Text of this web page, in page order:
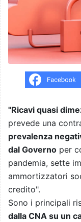
"Ricavi quasi
prevede una
prevalenza
dal Governo per
pandemia, sette
ammortizzatori
credito".
Sono i principali
dalla CNA su un